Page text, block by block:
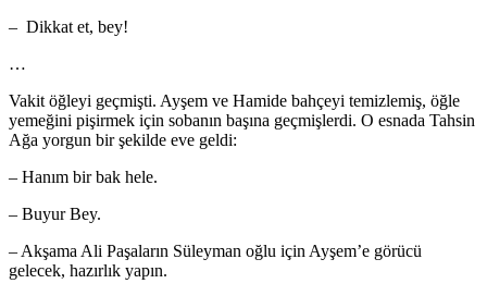
– Dikkat et, bey!
…
Vakit öğleyi geçmişti. Ayşem ve Hamide bahçeyi temizlemiş, öğle
yemeğini pişirmek için sobanın başına geçmişlerdi. O esnada Tahsin
Ağa yorgun bir şekilde eve geldi:
– Hanım bir bak hele.
– Buyur Bey.
– Akşama Ali Paşaların Süleyman oğlu için Ayşem’e görücü
gelecek, hazırlık yapın.